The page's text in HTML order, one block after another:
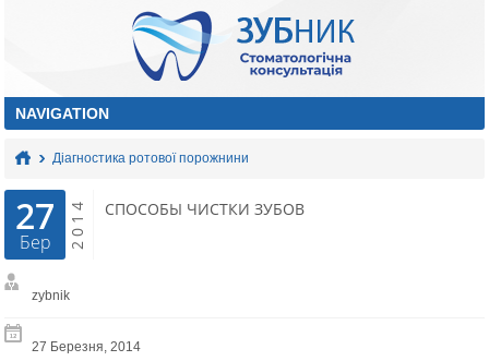
Діагностика ротової порожнини
27
Бер 2014 СПОСОБЫ ЧИСТКИ ЗУБОВ
zybnik
27 Березня, 2014